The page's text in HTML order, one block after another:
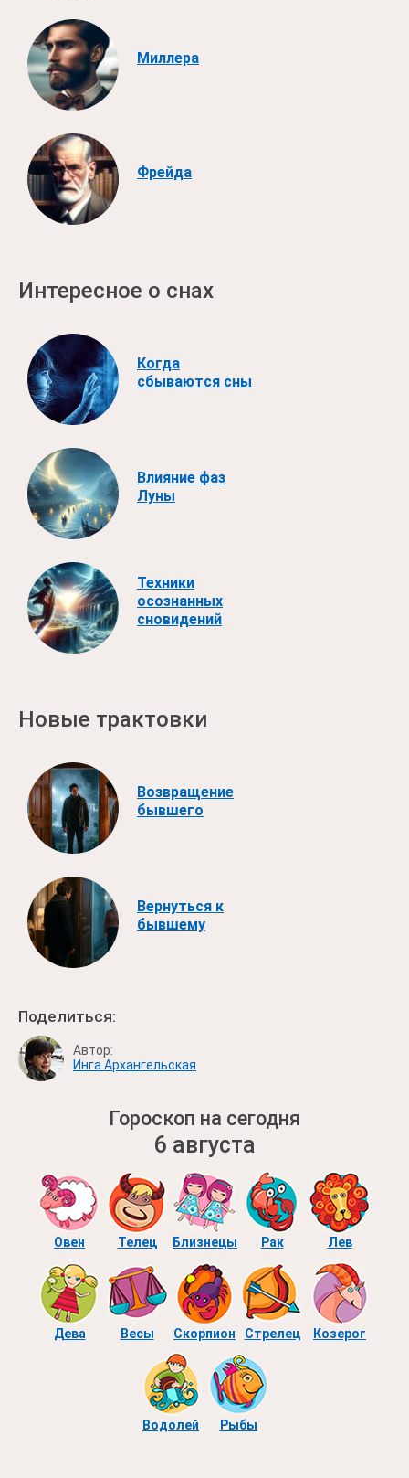
Миллера
Фрейда
Интересное о снах
Когда
сбываются сны
Влияние фаз
Луны
Техники
осознанных
сновидений
Новые трактовки
Возвращение
бывшего
Вернуться к
бывшему
Поделиться:
Автор:
Инга Архангельская
Гороскоп на сегодня
6 августа
Овен Телец Близнецы Рак Лев
Дева Весы Скорпион Стрелец Козерог
Водолей Рыбы